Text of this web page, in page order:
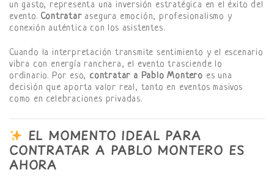
un gasto, representa una inversión estratégica en el éxito del
evento. Contratarasegura emoción, profesionalismo y
conexión auténtica con los asistentes.
Cuando la interpretación transmite sentimiento y el escenario
vibra con energía ranchera, el evento trasciende lo
ordinario. Por eso, contratar a Pablo Montero es una
decisión que aporta valor real, tanto en eventos masivos
como en celebraciones privadas.
EL MOMENTO IDEAL PARA
CONTRATAR A PABLO MONTERO ES
AHORA